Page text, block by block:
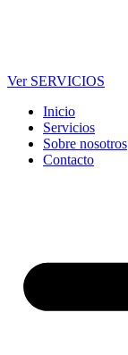
Ver SERVICIOS
Inicio
Servicios
Sobre nosotros
Contacto